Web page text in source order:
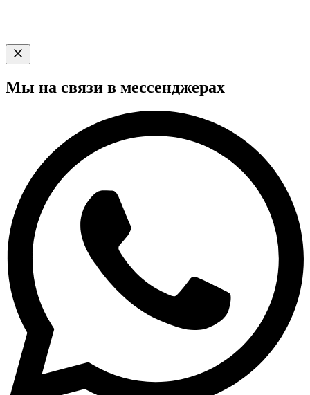
Мы на связи в мессенджерах